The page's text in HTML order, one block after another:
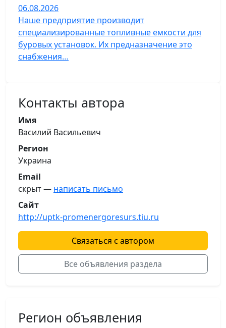
06.08.2026
Наше предприятие производит
специализированные топливные емкости для
буровых установок. Их предназначение это
снабжения…
Контакты автора
Имя
Василий Васильевич
Регион
Украина
Email
скрыт — написать письмо
Сайт
http://uptk-promenergoresurs.tiu.ru
Связаться с автором
Все объявления раздела
Регион объявления